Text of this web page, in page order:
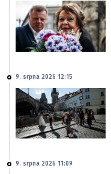
9. srpna 2026 12:15
9. srpna 2026 11:09